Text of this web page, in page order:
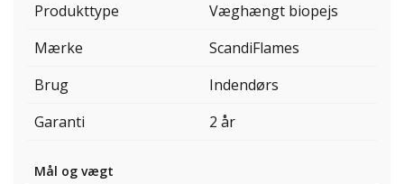
Produkttype
Væghængt biopejs
Mærke
ScandiFlames
Brug
Indendørs
Garanti
2 år
Mål og vægt